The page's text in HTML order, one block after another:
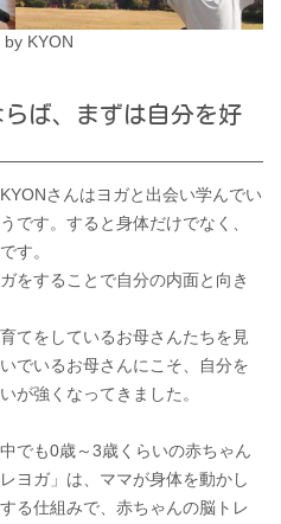
by KYON
ば、まずは自分を好
さんはヨガと出会い学んでい
です。すると身体だけでなく、
す。
をすることで自分の内面と向き
てをしているお母さんたちを見
でいるお母さんにこそ、自分を
が強くなってきました。
でも0歳～3歳くらいの赤ちゃん
ヨガ」は、ママが身体を動かし
る仕組みで、赤ちゃんの脳トレ